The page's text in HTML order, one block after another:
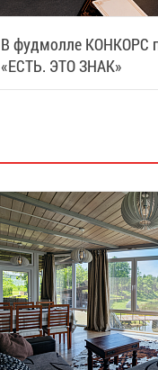
В фудмолле КОНКОРС
«ЕСТЬ. ЭТО ЗНАК»